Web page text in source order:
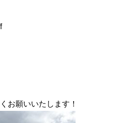
お願いいたします！